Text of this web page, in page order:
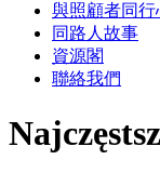
與照顧者同行
同路人故事
資源閣
聯絡我們